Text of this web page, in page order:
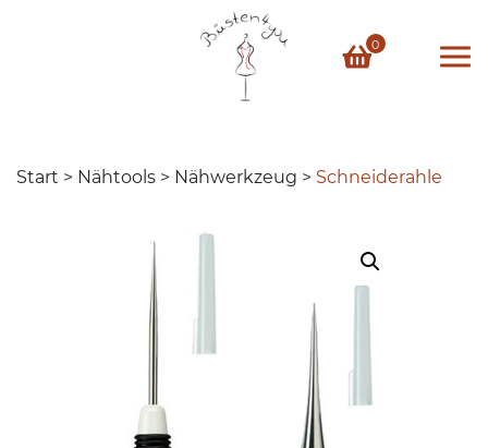
0
Start > Nähtools > Nähwerkzeug > Schneiderahle